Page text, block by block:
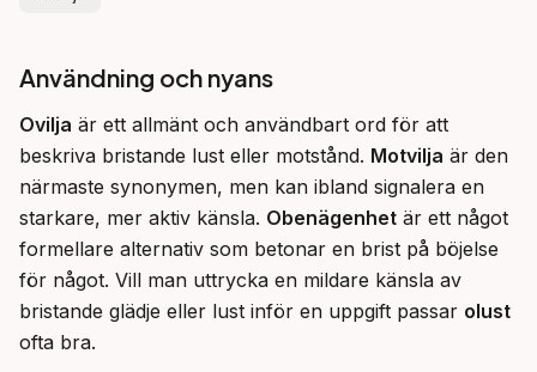
Användning och nyans
Ovilja är ett allmänt och användbart ord för att
beskriva bristande lust eller motstånd. Motvilja är den
närmaste synonymen, men kan ibland signalera en
starkare, mer aktiv känsla. Obenägenhet är ett något
formellare alternativ som betonar en brist på böjelse
för något. Vill man uttrycka en mildare känsla av
bristande glädje eller lust inför en uppgift passar olust
ofta bra.